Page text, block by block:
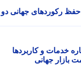
رکوردهای جهانی دو
و کاربردها
جهانی